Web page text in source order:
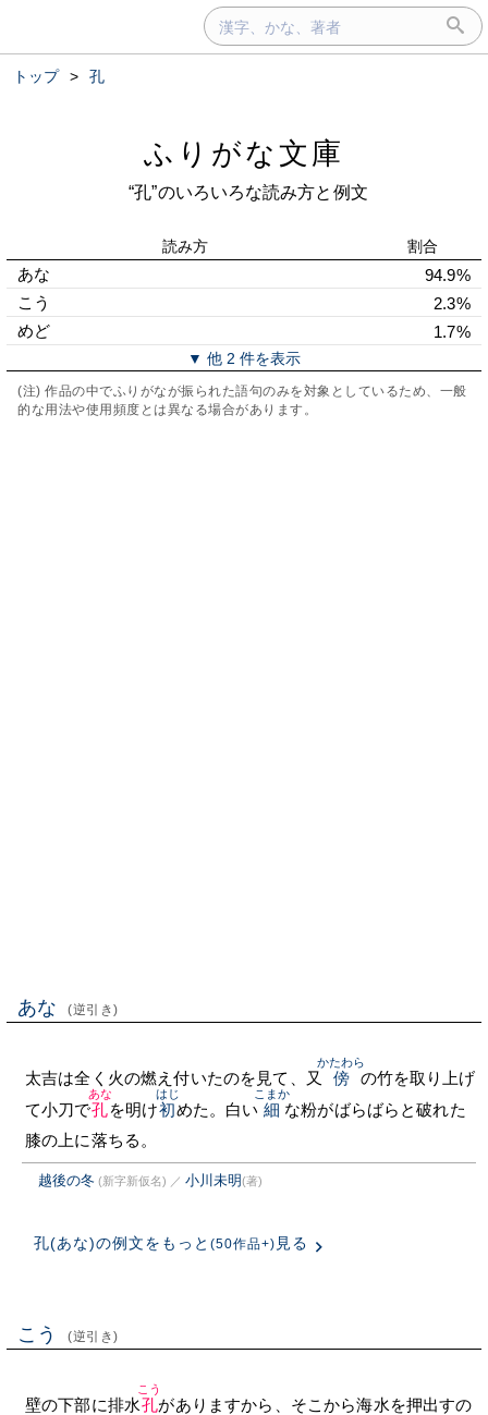
トップ > 孔
ふりがな文庫
“孔”のいろいろな読み方と例文
読み方 割合
あな
94.9%
こう
2.3%
めど
1.7%
▼ 他 2 件を表示
(注) 作品の中でふりがなが振られた語句のみを対象としているため、一般
的な用法や使用頻度とは異なる場合があります。
あな (逆引き)
太吉は全く火の燃え付いたのを見て、又 傍
かたわら
の竹を取り上げ
て小刀で孔
あな
を明け初
はじ
めた。白い 細
こまか
な粉がばらばらと破れた
膝の上に落ちる。
越後の冬 (新字新仮名) ／ 小川未明(著)
孔(あな)の例文をもっと (50作品+) 見る
こう (逆引き)
壁の下部に排水孔
こう
がありますから、そこから海水を押出すの